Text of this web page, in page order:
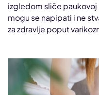
izgledom sliče paukovoj
mogu se napipati i ne
za zdravlje poput